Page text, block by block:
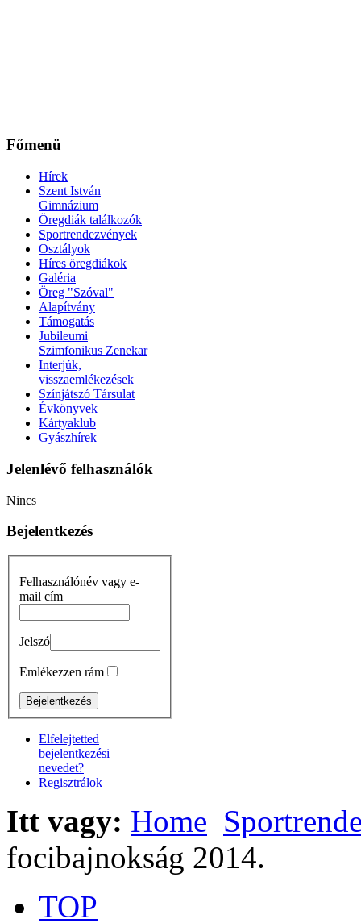
Főmenü
Hírek
Szent István
Gimnázium
Öregdiák találkozók
Sportrendezvények
Osztályok
Híres öregdiákok
Galéria
Öreg "Szóval"
Alapítvány
Támogatás
Jubileumi
Szimfonikus Zenekar
Interjúk,
visszaemlékezések
Színjátszó Társulat
Évkönyvek
Kártyaklub
Gyászhírek
Jelenlévő felhasználók
Nincs
Bejelentkezés
Felhasználónév vagy e-
mail cím
Jelszó
Emlékezzen rám
Elfelejtetted
bejelentkezési
nevedet?
Regisztrálok
Itt vagy: Home
focibajnokság 2014.
TOP